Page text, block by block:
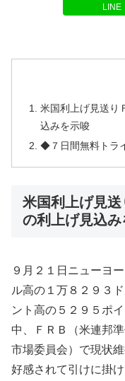
LINE
米国利上げ見送り
込みを示唆
◆７日間無料トラ
米国利上げ見
の利上げ見込み
９月２１日ニューヨ
ル高の１万８２９３
ント高の５２９５ポ
中、ＦＲＢ（米連邦
市場委員会）で現状
好感されて引けに掛